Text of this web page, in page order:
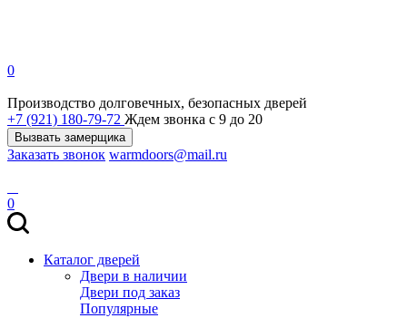
0
Производство долговечных, безопасных дверей
+7 (921) 180-79-72 Ждем звонка с 9 до 20
Вызвать замерщика
Заказать звонок warmdoors@mail.ru
0
Каталог дверей
Двери в наличии
Двери под заказ
Популярные